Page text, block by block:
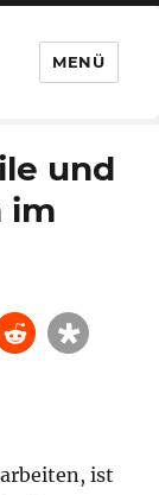
MENÜ
und
im
ist